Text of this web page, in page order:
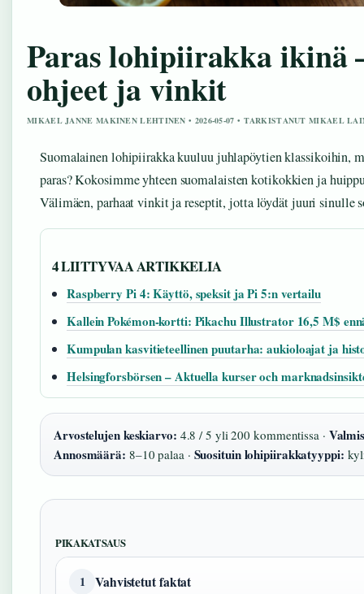
Paras lohipiirakka ikinä
ohjeet ja vinkit
MIKAEL JANNE MAKINEN LEHTINEN • 2026-05-07 • TARKISTANUT MIKAEL
Suomalainen lohipiirakka kuuluu juhlapöytien klassikoihin,
paras? Kokosimme yhteen suomalaisten kotikokkien ja
Välimäen, parhaat vinkit ja reseptit, jotta löydät juuri sinulle
4 LIITTYVAA ARTIKKELIA
Raspberry Pi 4: Käyttö, speksit ja Pi 5:n vertailu
Kallein Pokémon-kortti: Pikachu Illustrator 16,5 M$
Kumpulan kasvitieteellinen puutarha: aukioloajat ja
Helsingforsbörsen – Aktuella kurser och
Arvostelujen keskiarvo: 4.8 / 5 yli 200 kommentissa ·
Annosmäärä: 8–10 palaa · Suosituin lohipiirakkatyyppi:
PIKAKATSAUS
1 Vahvistetut faktat